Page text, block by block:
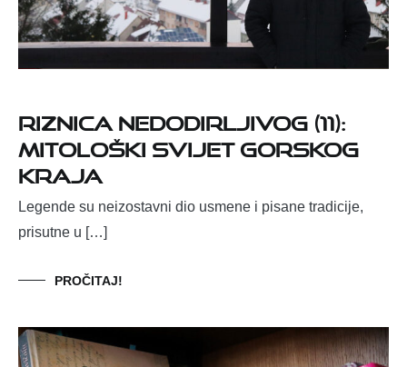
RIZNICA NEDODIRLJIVOG (11):
MITOLOŠKI SVIJET GORSKOG
KRAJA
Legende su neizostavni dio usmene i pisane tradicije,
prisutne u […]
PROČITAJ!